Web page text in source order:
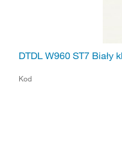
DTDL W960 ST7 Biały
Kod